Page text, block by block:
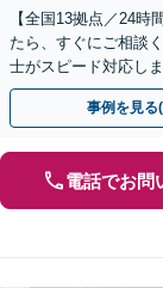
【全国13拠点／24
たら、すぐにご相談
士がスピード対応し
動を行います。
事例を見る
電話でお問